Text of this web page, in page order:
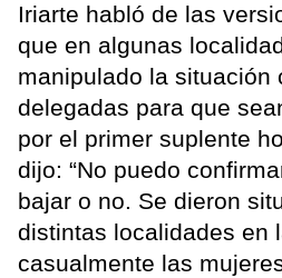
Iriarte habló de las
que en algunas
manipulado la situación
delegadas para que
por el primer suplente
dijo: “No puedo
bajar o no. Se dieron
distintas localidades en
casualmente las